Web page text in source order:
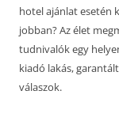
hotel ajánlat esetén
jobban? Az élet
tudnivalók egy
kiadó lakás,
válaszok.